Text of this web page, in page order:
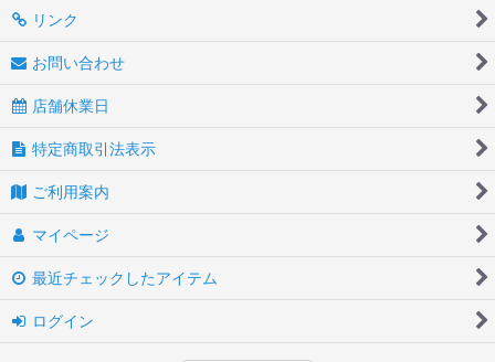
リンク
お問い合わせ
店舗休業日
特定商取引法表示
ご利用案内
マイページ
最近チェックしたアイテム
ログイン